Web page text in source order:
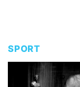
SPORT